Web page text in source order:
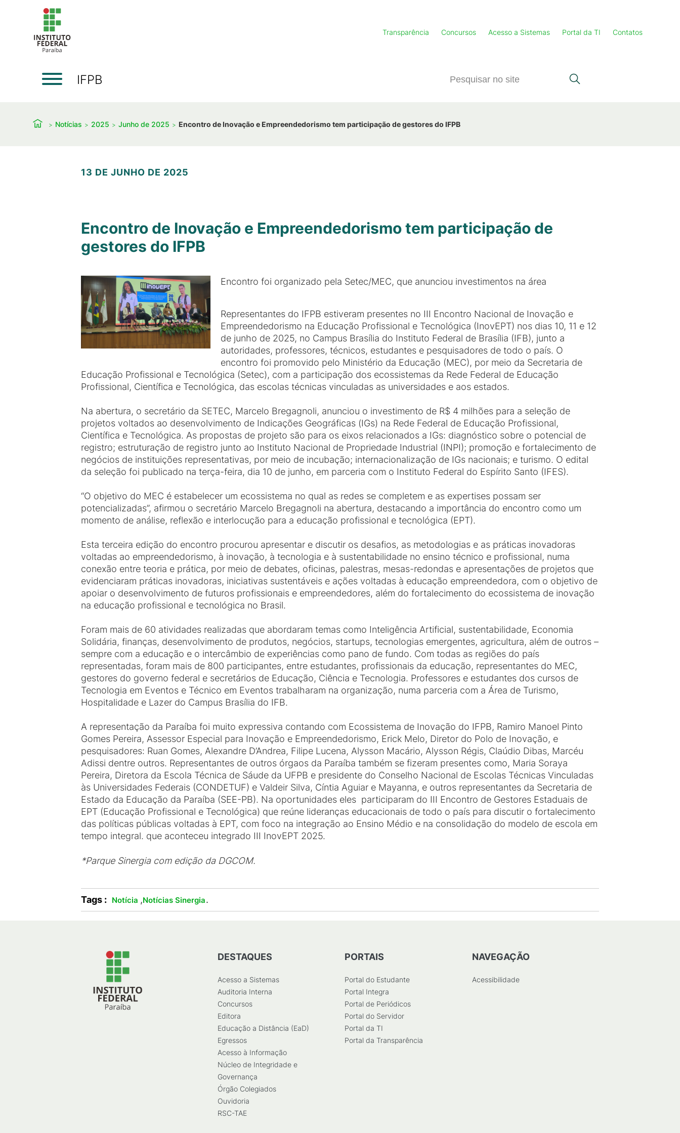
Transparência Concursos Acesso a Sistemas Portal da TI Contatos
IFPB
Notícias 2025 Junho de 2025 Encontro de Inovação e Empreendedorismo tem participação de gestores do IFPB
13 DE JUNHO DE 2025
Encontro de Inovação e Empreendedorismo tem participação de
gestores do IFPB
Encontro foi organizado pela Setec/MEC, que anunciou investimentos na área
Representantes do IFPB estiveram presentes no III Encontro Nacional de Inovação e
Empreendedorismo na Educação Profissional e Tecnológica (InovEPT) nos dias 10, 11 e 12
de junho de 2025, no Campus Brasília do Instituto Federal de Brasília (IFB), junto a
autoridades, professores, técnicos, estudantes e pesquisadores de todo o país. O
encontro foi promovido pelo Ministério da Educação (MEC), por meio da Secretaria de
Educação Profissional e Tecnológica (Setec), com a participação dos ecossistemas da Rede Federal de Educação
Profissional, Científica e Tecnológica, das escolas técnicas vinculadas as universidades e aos estados.
Na abertura, o secretário da SETEC, Marcelo Bregagnoli, anunciou o investimento de R$ 4 milhões para a seleção de
projetos voltados ao desenvolvimento de Indicações Geográficas (IGs) na Rede Federal de Educação Profissional,
Científica e Tecnológica. As propostas de projeto são para os eixos relacionados a IGs: diagnóstico sobre o potencial de
registro; estruturação de registro junto ao Instituto Nacional de Propriedade Industrial (INPI); promoção e fortalecimento de
negócios de instituições representativas, por meio de incubação; internacionalização de IGs nacionais; e turismo. O edital
da seleção foi publicado na terça-feira, dia 10 de junho, em parceria com o Instituto Federal do Espírito Santo (IFES).
“O objetivo do MEC é estabelecer um ecossistema no qual as redes se completem e as expertises possam ser
potencializadas”, afirmou o secretário Marcelo Bregagnoli na abertura, destacando a importância do encontro como um
momento de análise, reflexão e interlocução para a educação profissional e tecnológica (EPT).
Esta terceira edição do encontro procurou apresentar e discutir os desafios, as metodologias e as práticas inovadoras
voltadas ao empreendedorismo, à inovação, à tecnologia e à sustentabilidade no ensino técnico e profissional, numa
conexão entre teoria e prática, por meio de debates, oficinas, palestras, mesas-redondas e apresentações de projetos que
evidenciaram práticas inovadoras, iniciativas sustentáveis e ações voltadas à educação empreendedora, com o objetivo de
apoiar o desenvolvimento de futuros profissionais e empreendedores, além do fortalecimento do ecossistema de inovação
na educação profissional e tecnológica no Brasil.
Foram mais de 60 atividades realizadas que abordaram temas como Inteligência Artificial, sustentabilidade, Economia
Solidária, finanças, desenvolvimento de produtos, negócios, startups, tecnologias emergentes, agricultura, além de outros –
sempre com a educação e o intercâmbio de experiências como pano de fundo. Com todas as regiões do país
representadas, foram mais de 800 participantes, entre estudantes, profissionais da educação, representantes do MEC,
gestores do governo federal e secretários de Educação, Ciência e Tecnologia. Professores e estudantes dos cursos de
Tecnologia em Eventos e Técnico em Eventos trabalharam na organização, numa parceria com a Área de Turismo,
Hospitalidade e Lazer do Campus Brasília do IFB.
A representação da Paraíba foi muito expressiva contando com Ecossistema de Inovação do IFPB, Ramiro Manoel Pinto
Gomes Pereira, Assessor Especial para Inovação e Empreendedorismo, Erick Melo, Diretor do Polo de Inovação, e
pesquisadores: Ruan Gomes, Alexandre D’Andrea, Filipe Lucena, Alysson Macário, Alysson Régis, Claúdio Dibas, Marcéu
Adissi dentre outros. Representantes de outros órgaos da Paraíba também se fizeram presentes como, Maria Soraya
Pereira, Diretora da Escola Técnica de Sáude da UFPB e presidente do Conselho Nacional de Escolas Técnicas Vinculadas
às Universidades Federais (CONDETUF) e Valdeir Silva, Cíntia Aguiar e Mayanna, e outros representantes da Secretaria de
Estado da Educação da Paraíba (SEE-PB). Na oportunidades eles participaram do III Encontro de Gestores Estaduais de
EPT (Educação Profissional e Tecnológica) que reúne lideranças educacionais de todo o país para discutir o fortalecimento
das políticas públicas voltadas à EPT, com foco na integração ao Ensino Médio e na consolidação do modelo de escola em
tempo integral. que aconteceu integrado III InovEPT 2025.
*Parque Sinergia com edição da DGCOM.
Tags : Notícia ,Notícias Sinergia.
DESTAQUES
Acesso a Sistemas
Auditoria Interna
Concursos
Editora
Educação a Distância (EaD)
Egressos
Acesso à Informação
Núcleo de Integridade e
Governança
Órgão Colegiados
Ouvidoria
RSC-TAE
PORTAIS
Portal do Estudante
Portal Integra
Portal de Periódicos
Portal do Servidor
Portal da TI
Portal da Transparência
NAVEGAÇÃO
Acessibilidade